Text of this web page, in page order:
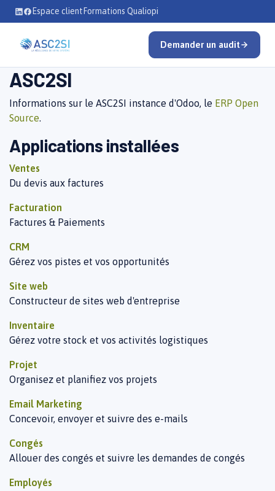
Se rendre au contenu
Espace client Formations Qualiopi
Demander un audit
ASC2SI
Informations sur le ASC2SI instance d'Odoo, le ERP Open
Source.
Applications installées
Ventes
Du devis aux factures
Facturation
Factures & Paiements
CRM
Gérez vos pistes et vos opportunités
Site web
Constructeur de sites web d'entreprise
Inventaire
Gérez votre stock et vos activités logistiques
Projet
Organisez et planifiez vos projets
Email Marketing
Concevoir, envoyer et suivre des e-mails
Congés
Allouer des congés et suivre les demandes de congés
Employés